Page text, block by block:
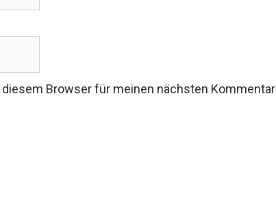
Browser für meinen nächsten Kommentar